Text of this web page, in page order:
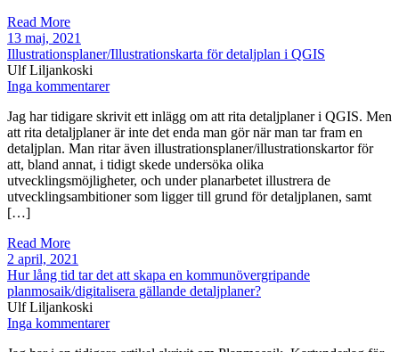
Read More
13 maj, 2021
Illustrationsplaner/Illustrationskarta för detaljplan i QGIS
Ulf Liljankoski
Inga kommentarer
Jag har tidigare skrivit ett inlägg om att rita detaljplaner i QGIS. Men
att rita detaljplaner är inte det enda man gör när man tar fram en
detaljplan. Man ritar även illustrationsplaner/illustrationskartor för
att, bland annat, i tidigt skede undersöka olika
utvecklingsmöjligheter, och under planarbetet illustrera de
utvecklingsambitioner som ligger till grund för detaljplanen, samt
[…]
Read More
2 april, 2021
Hur lång tid tar det att skapa en kommunövergripande
planmosaik/digitalisera gällande detaljplaner?
Ulf Liljankoski
Inga kommentarer